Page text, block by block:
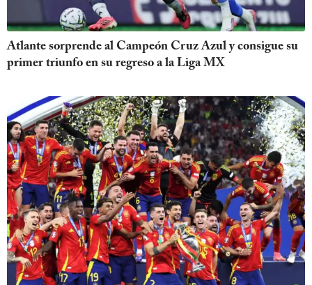
Atlante sorprende al Campeón Cruz Azul y consigue su
primer triunfo en su regreso a la Liga MX